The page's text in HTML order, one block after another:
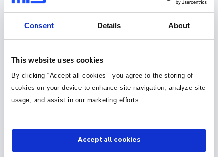
Consent Details About
This website uses cookies
By clicking “Accept all cookies”, you agree to the storing of
cookies on your device to enhance site navigation, analyze site
usage, and assist in our marketing efforts.
Accept all cookies
封装库 (34)
Please enter your email address and we will notify
you when it is released.